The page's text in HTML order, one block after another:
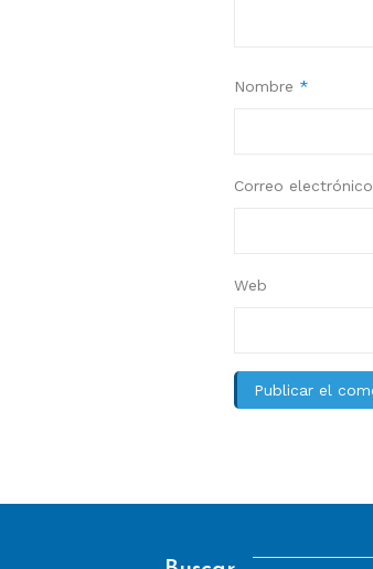
Nombre *
Correo electrónico
Web